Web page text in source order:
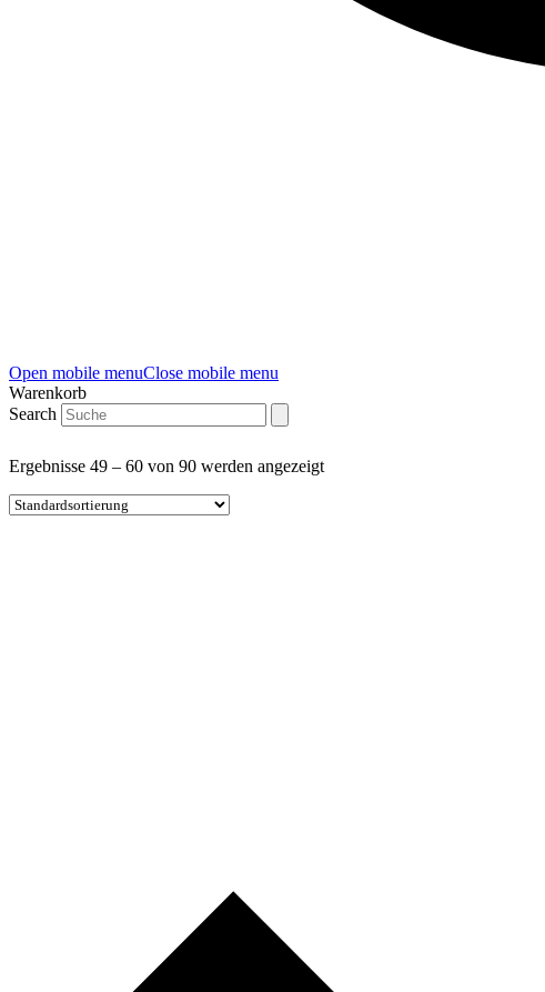
Open mobile menuClose mobile menu
Warenkorb
Search
Ergebnisse 49 – 60 von 90 werden angezeigt